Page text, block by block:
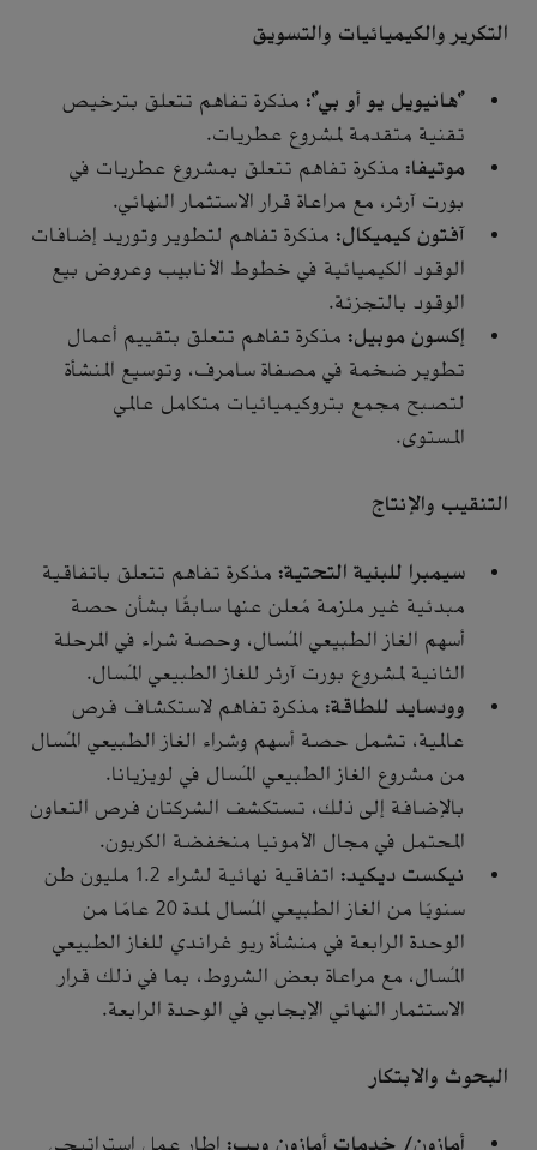
التكرير والكيميائيات والتسويق
"هانيويل يو أو بي": مذكرة تفاهم تتعلق بترخيص
تقنية متقدمة لمشروع عطريات.
موتيفا: مذكرة تفاهم تتعلق بمشروع عطريات في
بورت آرثر، مع مراعاة قرار الاستثمار النهائي.
آفتون كيميكال: مذكرة تفاهم لتطوير وتوريد إضافات
الوقود الكيميائية في خطوط الأنابيب وعروض بيع
الوقود بالتجزئة.
إكسون موبيل: مذكرة تفاهم تتعلق بتقييم أعمال
تطوير ضخمة في مصفاة سامرف، وتوسيع المنشأة
لتصبح مجمع بتروكيميائيات متكامل عالمي
المستوى.
التنقيب والإنتاج
سيمبرا للبنية التحتية: مذكرة تفاهم تتعلق باتفاقية
مبدئية غير ملزمة مُعلن عنها سابقًا بشأن حصة
أسهم الغاز الطبيعي المُسال، وحصة شراء في المرحلة
الثانية لمشروع بورت آرثر للغاز الطبيعي المُسال.
وودسايد للطاقة: مذكرة تفاهم لاستكشاف فرص
عالمية، تشمل حصة أسهم وشراء الغاز الطبيعي المُسال
من مشروع الغاز الطبيعي المُسال في لويزيانا.
بالإضافة إلى ذلك، تستكشف الشركتان فرص التعاون
المحتمل في مجال الأمونيا منخفضة الكربون.
نيكست ديكيد:
اتفاقية نهائية لشراء 1.2 مليون طن
سنويًا من الغاز الطبيعي المُسال لمدة 20 عامًا من
الوحدة الرابعة في منشأة ريو غراندي للغاز الطبيعي
المُسال، مع مراعاة بعض الشروط، بما في ذلك قرار
الاستثمار النهائي الإيجابي في الوحدة الرابعة.
البحوث والابتكار
أمازون/ خدمات أمازون ويب: إطار عمل إستراتيجي